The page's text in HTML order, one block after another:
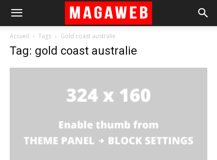
Accueil Tags Gold coast australie
Tag: gold coast australie